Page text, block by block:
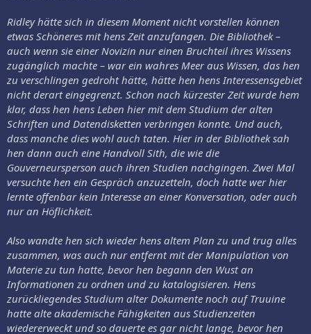
Ridley hätte sich in diesem Moment nicht vorstellen können
etwas Schöneres mit hens Zeit anzufangen. Die Bibliothek –
auch wenn sie einer Novizin nur einen Bruchteil ihres Wissens
zugänglich machte – war ein wahres Meer aus Wissen, das hen
zu verschlingen gedroht hätte, hätte hen hens Interessensgebiet
nicht derart eingegrenzt. Schon nach kürzester Zeit wurde hem
klar, dass hen hens Leben hier mit dem Studium der alten
Schriften und Datendisketten verbringen konnte. Und auch,
dass manche dies wohl auch taten. Hier in der Bibliothek sah
hen dann auch eine Handvoll Sith, die wie die
Gouverneursperson auch ihren Studien nachgingen. Zwei Mal
versuchte hen ein Gespräch anzuzetteln, doch hatte wer hier
lernte offenbar kein Interesse an einer Konversation, oder auch
nur an Höflichkeit.
Also wandte hen sich wieder hens altem Plan zu und trug alles
zusammen, was auch nur entfernt mit der Manipulation von
Materie zu tun hatte, bevor hen begann den Wust an
Informationen zu ordnen und zu katalogisieren. Hens
zurückliegendes Studium alter Dokumente noch auf Truuine
hatte alte akademische Fähigkeiten aus Studienzeiten
wiedererweckt und so dauerte es gar nicht lange, bevor hen